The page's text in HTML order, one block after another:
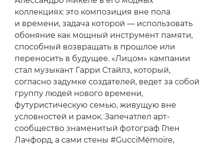
коллекциях: это композиция вне пола
и времени, задача которой — использовать
обоняние как мощный инструмент памяти,
способный возвращать в прошлое или
переносить в будущее. «Лицом» кампании
стал музыкант Гарри Стайлз, который,
согласно задумке создателей, ведет за собой
группу людей нового времени,
футуристическую семью, живущую вне
условностей и рамок. Запечатлел арт-
сообщество знаменитый фотограф Глен
Лачфорд, а сами стены #GucciMémoire,